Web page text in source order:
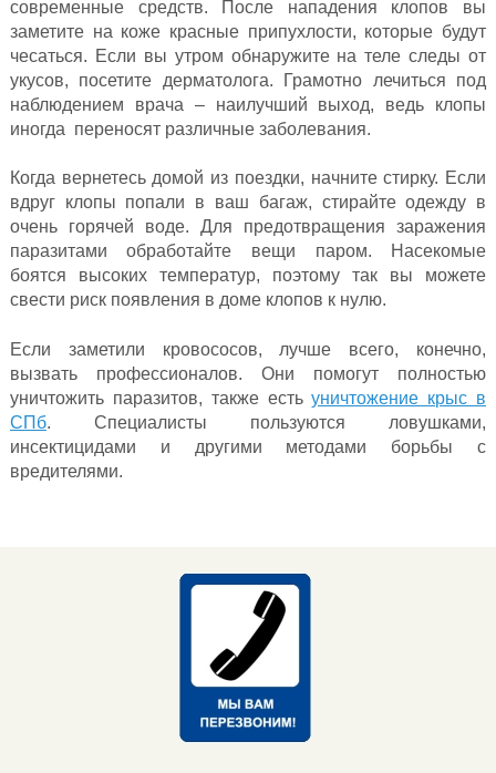
современные средств. После нападения клопов вы
заметите на коже красные припухлости, которые будут
чесаться. Если вы утром обнаружите на теле следы от
укусов, посетите дерматолога. Грамотно лечиться под
наблюдением врача – наилучший выход, ведь клопы
иногда переносят различные заболевания.
Когда вернетесь домой из поездки, начните стирку. Если
вдруг клопы попали в ваш багаж, стирайте одежду в
очень горячей воде. Для предотвращения заражения
паразитами обработайте вещи паром. Насекомые
боятся высоких температур, поэтому так вы можете
свести риск появления в доме клопов к нулю.
Если заметили кровососов, лучше всего, конечно,
вызвать профессионалов. Они помогут полностью
уничтожить паразитов, также естьуничтожение крыс в
СПб. Специалисты пользуются ловушками,
инсектицидами и другими методами борьбы с
вредителями.